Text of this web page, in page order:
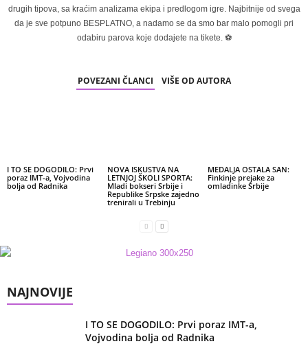
drugih tipova, sa kraćim analizama ekipa i predlogom igre. Najbitnije od svega
da je sve potpuno BESPLATNO, a nadamo se da smo bar malo pomogli pri
odabiru parova koje dodajete na tikete. ⚽
POVEZANI ČLANCI VIŠE OD AUTORA
I TO SE DOGODILO: Prvi
poraz IMT-a, Vojvodina
bolja od Radnika
NOVA ISKUSTVA NA
LETNJOJ ŠKOLI SPORTA:
Mladi bokseri Srbije i
Republike Srpske zajedno
trenirali u Trebinju
MEDALJA OSTALA SAN:
Finkinje prejake za
omladinke Srbije
NAJNOVIJE
I TO SE DOGODILO: Prvi poraz IMT-a,
Vojvodina bolja od Radnika